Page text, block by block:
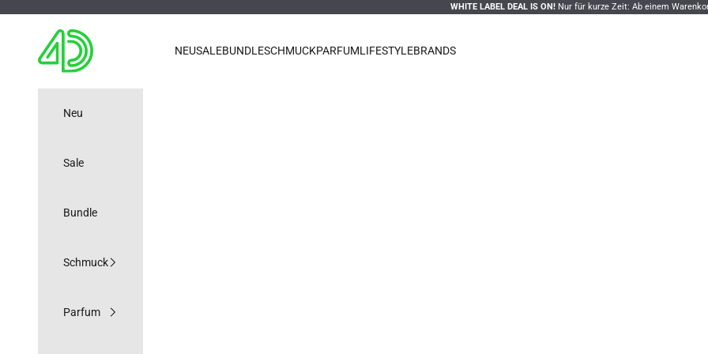
WHITE LABEL DEAL IS ON!Nur für kurze Zeit: Ab einem Warenkorbwert von500 € wählen
4D OUTFITTERS
NEUSALEBUNDLESCHMUCKPARFUMLIFESTYLEBRANDS
Neu
Sale
Bundle
Schmuck
Parfum